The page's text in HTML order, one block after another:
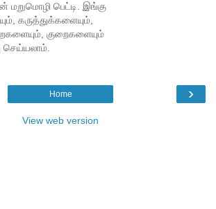
மறுமொழி பெட்டி. இங்கு
கருத்துக்களையும்,
குறைகளையும்
செய்யலாம்.
›
Home
View web version